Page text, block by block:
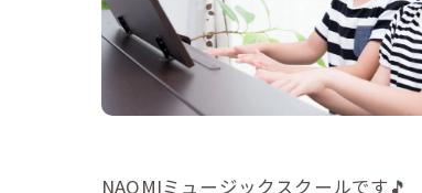
NAOMIミュージックスクールです🎵